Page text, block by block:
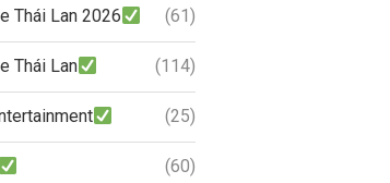
Thái Lan 2026 (61)
Thái Lan (114)
(25)
(60)